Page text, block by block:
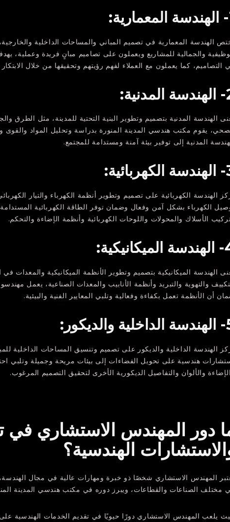
الهندسة المعمارية في تصميم المباني والمساحات الداخلية
والجمالية للمشاريع ويعملون على تصاميم مبانٍ فريدة وعملية،
التصاميم، كما يعملون مع العملاء لفهم رؤيتهم وتحقيقها من خلال الابتكار
الهندسة المدنية بتصميم وتطوير البنية التحتية للمدينة، مثل الطرق
يقوم مكتب هندسي المدينة المنورة بدراسة وتحليل المواد والقوى
المدنية إلى توفير بيئة آمنة ومستدامة للمجتمع.
الهندسة الكهربائية على تصميم وتطوير أنظمة الكهرباء والتيار
الكهرباء بشكل آمن وفعال وضمان توفر الطاقة الكهربائية
الأسلاك والمحولات واللوحات الكهربائية وأنظمة الإضاءة والتحكم.
الهندسة الميكانيكية بتصميم وتطوير الأنظمة الميكانيكية
والتهوية والتبريد وأنظمة الأنابيب والمعدات الصناعية، يعمل
أن الأنظمة تعمل بكفاءة وفعالية وتلبي المعايير الفنية والبيئية.
الهندسة الداخلية والديكور على تصميم وتنسيق المساحات الداخلية
هندسية على تحويل الفضاءات إلى بيئات مريحة وجميلة وتلبي
والألوان والتفاصيل الديكورية الأخرى لتحقيق التصميم المرغوب.
دور المهندس الاستشاري في
الهندسية؟
المهندس الاستشاري شخصًا ذو خبرة ومهارات عالية في مجال
مختلف الصناعات والقطاعات، ويبرز دوره في مكتب هندسي المدينة
يلعب المهندس الاستشاري دورًا حيويًا في تقديم الخدمات الهندسية